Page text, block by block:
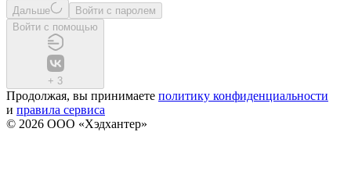
Дальше
Войти с паролем
Войти с помощью
+ 3
Продолжая, вы принимаете политику конфиденциальности
и правила сервиса
© 2026 ООО «Хэдхантер»